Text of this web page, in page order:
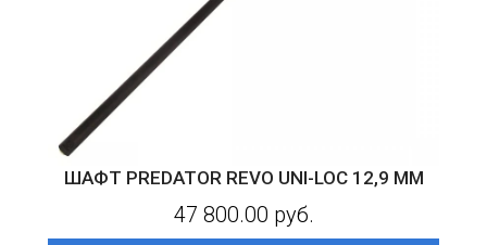
ШАФТ PREDATOR REVO UNI-LOC 12,9 ММ
47 800.00 руб.